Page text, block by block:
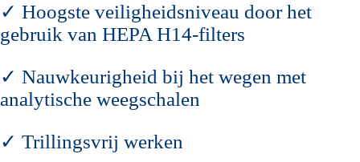
✓ Hoogste veiligheidsniveau door het
gebruik van HEPA H14‑filters
✓ Nauwkeurigheid bij het wegen met
analytische weegschalen
✓ Trillingsvrij werken